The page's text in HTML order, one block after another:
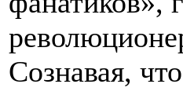
Сознавая,